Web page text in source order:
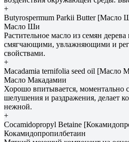
+
Butyrospermum Parkii Butter [Масло
Масло Ши
Растительное масло из семян
смягчающими, увлажняющими и
свойствами.
+
Macadamia ternifolia seed oil [Масло
Масло Макадамии
Хорошо впитывается, моментально
шелушения и раздражения, делает
нежной.
+
Cocamidopropyl Betaine
Кокамидопропилбетаин